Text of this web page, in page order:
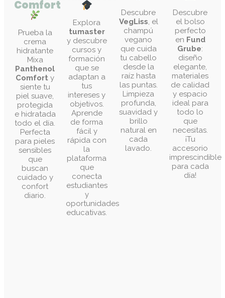
Panthenol
Comfort
Prueba la
crema
hidratante
Mixa
Panthenol
Comforty
siente tu
piel suave,
protegida
e hidratada
todo el día.
Perfecta
para pieles
sensibles
que
buscan
cuidado y
tumaster
Explora
tumaster
y descubre
cursos y
formación
que se
adaptan a
tus
intereses y
objetivos.
Aprende
de forma
fácil y
rápida con
la
plataforma
que
conecta
estudiantes
y
Descubre
VegLiss, el
champú
vegano
que cuida
tu cabello
desde la
raíz hasta
las puntas.
Limpieza
profunda,
suavidad y
brillo
natural en
Descubre
el bolso
perfecto
enFund
Grube:
diseño
elegante,
materiales
de calidad
y espacio
ideal para
todo lo
que
necesitas.
¡Tu
accesorio
imprescindible